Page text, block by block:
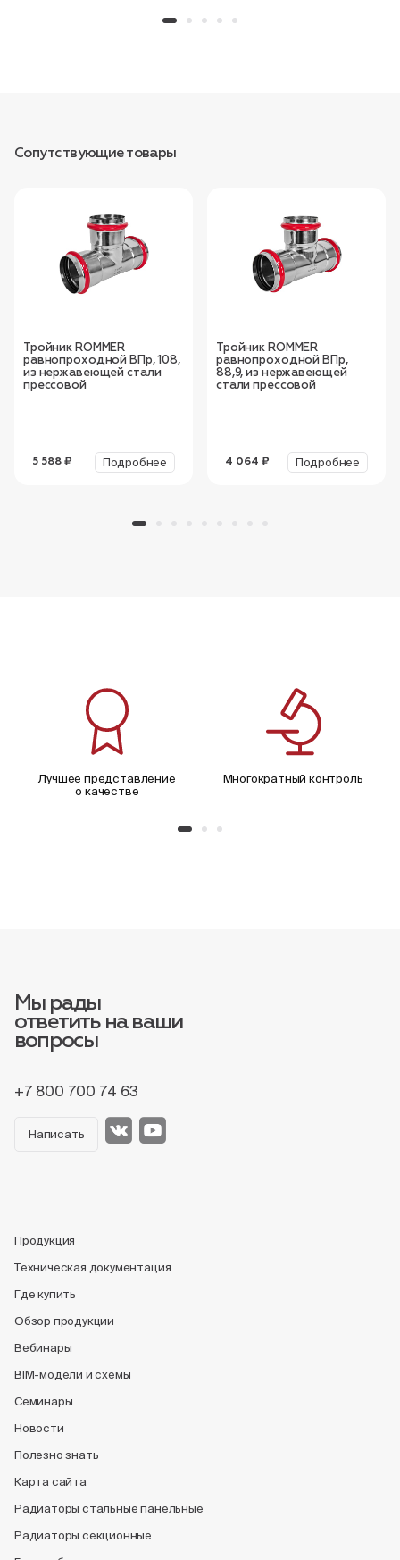
Сопутствующие товары
Тройник ROMMER
равнопроходной ВПр, 108,
из нержавеющей стали
прессовой
5 588 ₽ Подробнее
Тройник ROMMER
равнопроходной ВПр,
88,9, из нержавеющей
стали прессовой
4 064 ₽ Подробнее
Лучшее представление
о качестве
Многократный контроль
Мы рады
ответить на ваши
вопросы
+7 800 700 74 63
Написать
Продукция
Техническая документация
Где купить
Обзор продукции
Вебинары
BIM-модели и схемы
Семинары
Новости
Полезно знать
Карта сайта
Радиаторы стальные панельные
Радиаторы секционные